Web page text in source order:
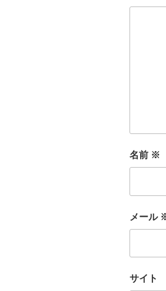
名前 ※
メール
サイト